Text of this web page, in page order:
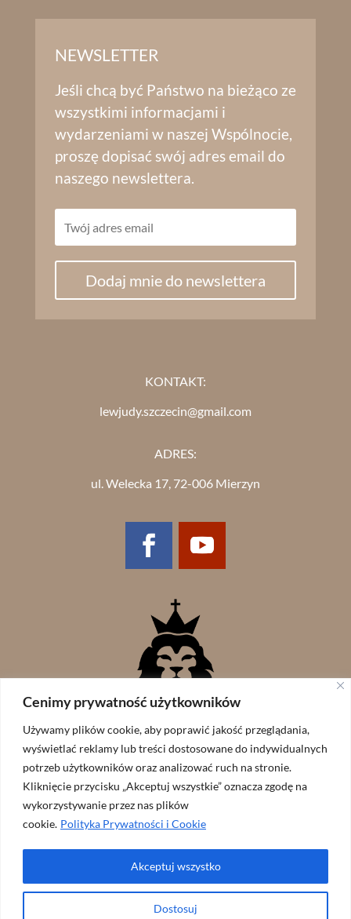
Cenimy prywatność użytkowników
Używamy plików cookie, aby poprawić jakość przeglądania,
wyświetlać reklamy lub treści dostosowane do indywidualnych
potrzeb użytkowników oraz analizować ruch na stronie.
Kliknięcie przycisku „Akceptuj wszystkie” oznacza zgodę na
wykorzystywanie przez nas plików
cookie. Polityka Prywatności i Cookie
Dostosuj
Akceptuj wszystko
NEWSLETTER
Jeśli chcą być Państwo na bieżąco ze
wszystkimi informacjami i
wydarzeniami w naszej Wspólnocie,
proszę dopisać swój adres email do
naszego newslettera.
Dodaj mnie do newslettera
KONTAKT:
lewjudy.szczecin@gmail.com
ADRES:
ul. Welecka 17, 72-006 Mierzyn
Wspólnota Lew Judy // zaprojekowane przez: